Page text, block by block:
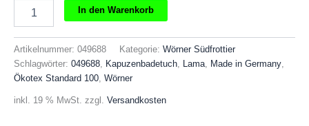
Kapuzenbadetuch
Menge
In den Warenkorb
Artikelnummer: 049688 Kategorie: Wörner Südfrottier
Schlagwörter: 049688, Kapuzenbadetuch, Lama, Made in Germany,
Ökotex Standard 100, Wörner
inkl. 19 % MwSt. zzgl. Versandkosten